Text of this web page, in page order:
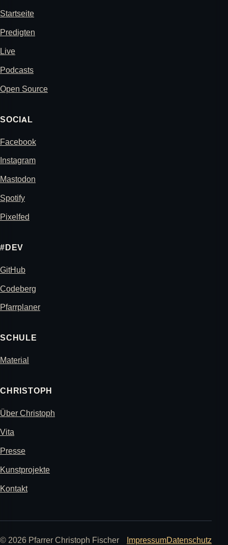
Startseite
Predigten
Live
Podcasts
Open Source
SOCIAL
Facebook
Instagram
Mastodon
Spotify
Pixelfed
#DEV
GitHub
Codeberg
Pfarrplaner
SCHULE
Material
CHRISTOPH
Über Christoph
Vita
Presse
Kunstprojekte
Kontakt
© 2026 Pfarrer Christoph Fischer ImpressumDatenschutz